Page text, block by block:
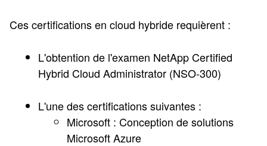
Ces certifications en cloud hybride requièrent :
L'obtention de l'examen NetApp Certified
Hybrid Cloud Administrator (NSO-300)
L'une des certifications suivantes :
Microsoft : Conception de solutions
Microsoft Azure